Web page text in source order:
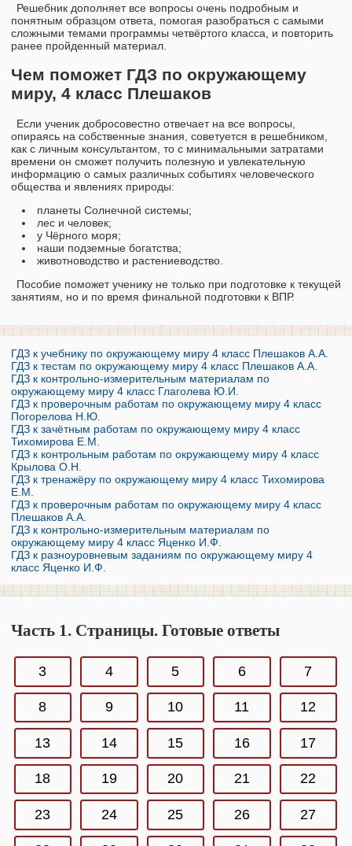
Решебник дополняет все вопросы очень подробным и
понятным образцом ответа, помогая разобраться с самыми
сложными темами программы четвёртого класса, и повторить
ранее пройденный материал.
Чем поможет ГДЗ по окружающему
миру, 4 класс Плешаков
Если ученик добросовестно отвечает на все вопросы,
опираясь на собственные знания, советуется в решебником,
как с личным консультантом, то с минимальными затратами
времени он сможет получить полезную и увлекательную
информацию о самых различных событиях человеческого
общества и явлениях природы:
планеты Солнечной системы;
лес и человек;
у Чёрного моря;
наши подземные богатства;
животноводство и растениеводство.
Пособие поможет ученику не только при подготовке к текущей
занятиям, но и по время финальной подготовки к ВПР.
ГДЗ к учебнику по окружающему миру 4 класс Плешаков А.А.
ГДЗ к тестам по окружающему миру 4 класс Плешаков А.А.
ГДЗ к контрольно-измерительным материалам по
окружающему миру 4 класс Глаголева Ю.И.
ГДЗ к проверочным работам по окружающему миру 4 класс
Погорелова Н.Ю.
ГДЗ к зачётным работам по окружающему миру 4 класс
Тихомирова Е.М.
ГДЗ к контрольным работам по окружающему миру 4 класс
Крылова О.Н.
ГДЗ к тренажёру по окружающему миру 4 класс Тихомирова
Е.М.
ГДЗ к проверочным работам по окружающему миру 4 класс
Плешаков А.А.
ГДЗ к контрольно-измерительным материалам по
окружающему миру 4 класс Яценко И.Ф.
ГДЗ к разноуровневым заданиям по окружающему миру 4
класс Яценко И.Ф.
Часть 1. Страницы. Готовые ответы
3 4 5 6 7
8 9 10 11 12
13 14 15 16 17
18 19 20 21 22
23 24 25 26 27